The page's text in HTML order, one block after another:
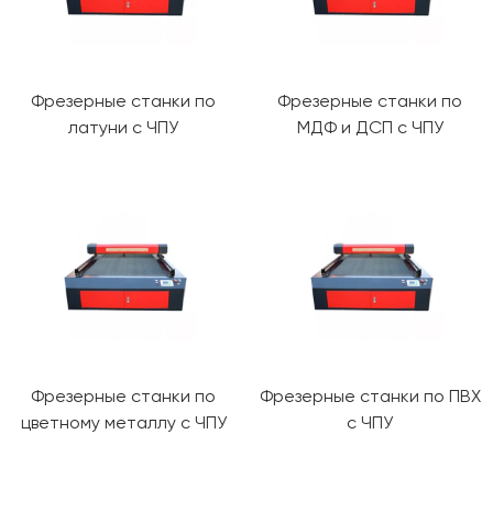
Фрезерные станки по
латуни с ЧПУ
Фрезерные станки по
МДФ и ДСП с ЧПУ
Фрезерные станки по
цветному металлу с ЧПУ
Фрезерные станки по ПВХ
с ЧПУ